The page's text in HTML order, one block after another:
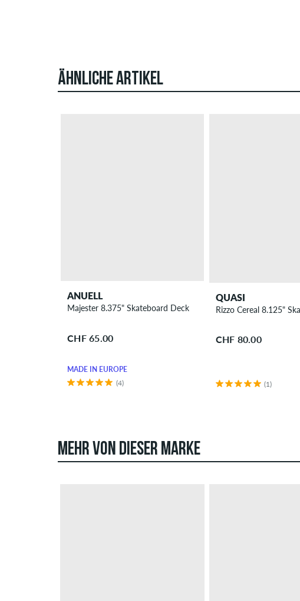
ÄHNLICHE ARTIKEL
ANUELL
Majester 8.375" Skateboard Deck
CHF 65.00
MADE IN EUROPE
(4)
QUASI
Rizzo Cereal 8.125"
CHF 80.00
(1)
MEHR VON DIESER MARKE